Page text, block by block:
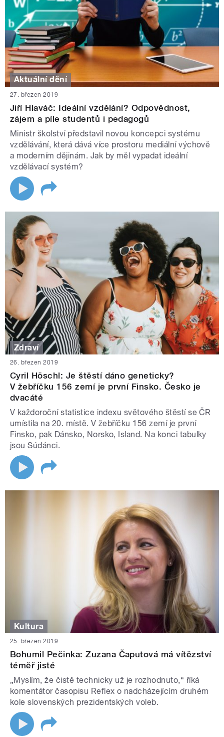
Aktuální dění
27. březen 2019
Jiří Hlaváč: Ideální vzdělání? Odpovědnost,
zájem a píle studentů i pedagogů
Ministr školství představil novou koncepci systému
vzdělávání, která dává více prostoru mediální výchově
a moderním dějinám. Jak by měl vypadat ideální
vzdělávací systém?
Zdraví
26. březen 2019
Cyril Höschl: Je štěstí dáno geneticky?
V žebříčku 156 zemí je první Finsko. Česko je
dvacáté
V každoroční statistice indexu světového štěstí se ČR
umístila na 20. místě. V žebříčku 156 zemí je první
Finsko, pak Dánsko, Norsko, Island. Na konci tabulky
jsou Súdánci.
Kultura
25. březen 2019
Bohumil Pečinka: Zuzana Čaputová má vítězství
téměř jisté
„Myslím, že čistě technicky už je rozhodnuto,“ říká
komentátor časopisu Reflex o nadcházejícím druhém
kole slovenských prezidentských voleb.